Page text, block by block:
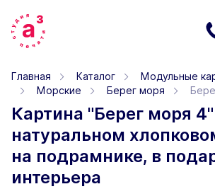
Главная Каталог
Модульные
Морские
Берег моря
Картина "Берег моря
натуральном
на подрамнике, в
интерьера